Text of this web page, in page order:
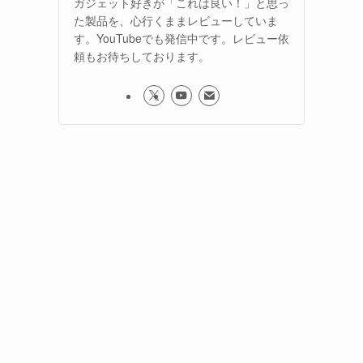
た製品を、心行くままレビューしていま
す。YouTubeでも発信中です。レビュー依
頼もお待ちしております。